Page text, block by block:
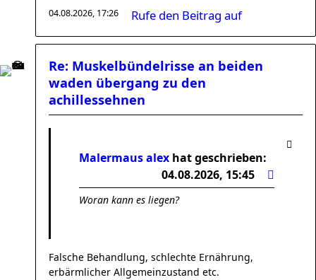
04.08.2026, 17:26
Rufe den Beitrag auf
Re: Muskelbündelrisse an beiden
waden übergang zu den
achillessehnen
Malermaus alex hat geschrieben:
04.08.2026, 15:45
Woran kann es liegen?
Falsche Behandlung, schlechte Ernährung,
erbärmlicher Allgemeinzustand etc.